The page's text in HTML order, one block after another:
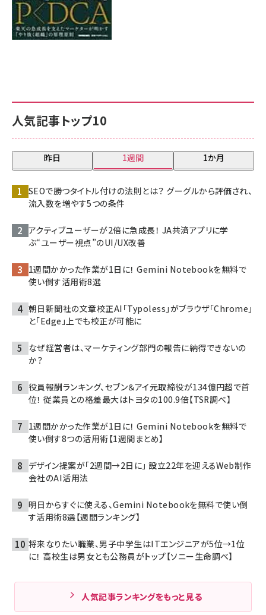
人気記事トップ10
昨日 1週間 1か月
SEOで勝つタイトル付けの法則とは？ グーグルから評価され、
流入数を増やす5つの条件
アクティブユーザーが2倍に急成長！ JA共済アプリに学
ぶ“ユーザー視点”のUI/UX改善
1週間かかった作業が1日に！ Gemini Notebookを無料で
使い倒す活用術8選
朝日新聞社の文章校正AI「Typoless」がブラウザ「Chrome」
と「Edge」上でも校正が可能に
なぜ経営者は、マーケティング部門の報告に納得できないの
か？
役員報酬ランキング、セブン＆アイ元取締役が134億円超で首
位！ 従業員との格差最大はトヨタの100.9倍【TSR調べ】
1週間かかった作業が1日に！ Gemini Notebookを無料で
使い倒す8つの活用術【1週間まとめ】
デザイン提案が「2週間→2日に」 設立22年を迎えるWeb制作
会社のAI活用法
明日からすぐに使える、Gemini Notebookを無料で使い倒
す活用術8選【週間ランキング】
将来なりたい職業、男子中学生はITエンジニアが5位→1位
に！ 高校生は男女とも公務員がトップ【ソニー生命調べ】
人気記事ランキングをもっと見る